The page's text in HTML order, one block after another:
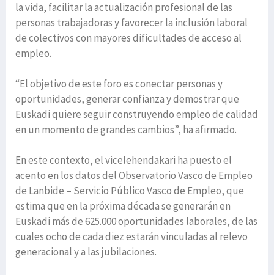
la vida, facilitar la actualización profesional de las
personas trabajadoras y favorecer la inclusión laboral
de colectivos con mayores dificultades de acceso al
empleo.
“El objetivo de este foro es conectar personas y
oportunidades, generar confianza y demostrar que
Euskadi quiere seguir construyendo empleo de calidad
en un momento de grandes cambios”, ha afirmado.
En este contexto, el vicelehendakari ha puesto el
acento en los datos del Observatorio Vasco de Empleo
de Lanbide – Servicio Público Vasco de Empleo, que
estima que en la próxima década se generarán en
Euskadi más de 625.000 oportunidades laborales, de las
cuales ocho de cada diez estarán vinculadas al relevo
generacional y a las jubilaciones.